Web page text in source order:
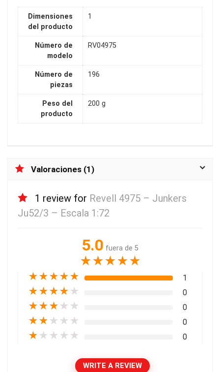
Dimensiones
del producto
1
Número de
modelo
RV04975
Número de
piezas
196
Peso del
producto
200 g
Valoraciones (1)
1 review for Revell 4975 – Junkers
Ju52/3 – Escala 1:72
5.0 fuera de 5
★★★★★
★★★★★ 1
★★★★ ★ 0
★★★ ★ ★ 0
★★ ★ ★ ★ 0
★ ★ ★ ★ ★ 0
WRITE A REVIEW